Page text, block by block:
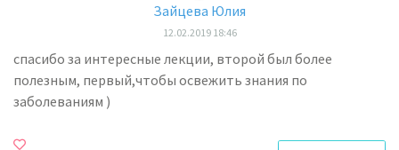
Зайцева Юлия
12.02.2019 18:46
спасибо за интересные лекции, второй был более
полезным, первый,чтобы освежить знания по
заболеваниям )